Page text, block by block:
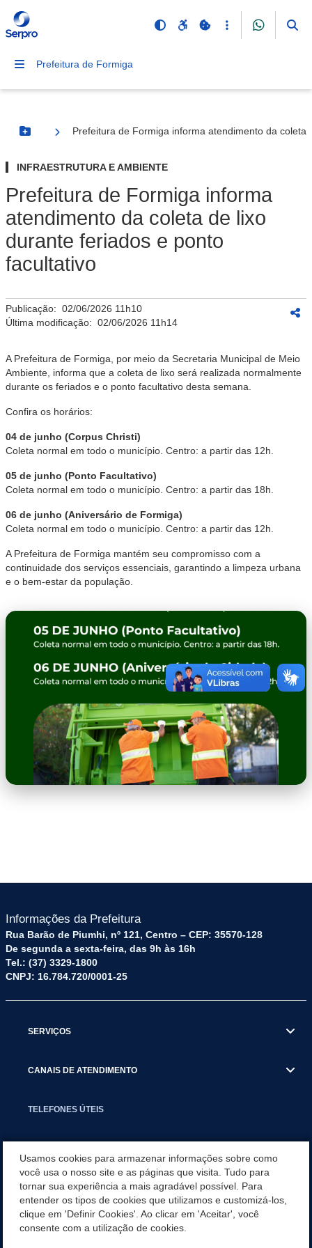
Prefeitura de Formiga
Botão Menu
Prefeitura de Formiga informa atendimento da
INFRAESTRUTURA E AMBIENTE
Prefeitura de Formiga informa
atendimento da coleta de lixo
durante feriados e ponto
facultativo
Publicação: 02/06/2026 11h10
Última modificação: 02/06/2026 11h14
A Prefeitura de Formiga, por meio da Secretaria Municipal de Meio
Ambiente, informa que a coleta de lixo será realizada normalmente
durante os feriados e o ponto facultativo desta semana.
Confira os horários:
04 de junho (Corpus Christi)
Coleta normal em todo o município. Centro: a partir das 12h.
05 de junho (Ponto Facultativo)
Coleta normal em todo o município. Centro: a partir das 18h.
06 de junho (Aniversário de Formiga)
Coleta normal em todo o município. Centro: a partir das 12h.
A Prefeitura de Formiga mantém seu compromisso com a
continuidade dos serviços essenciais, garantindo a limpeza urbana
e o bem-estar da população.
Informações da Prefeitura
Rua Barão de Piumhi, nº 121, Centro – CEP: 35570-128
De segunda a sexta-feira, das 9h às 16h
Tel.: (37) 3329-1800
CNPJ: 16.784.720/0001-25
SERVIÇOS
CANAIS DE ATENDIMENTO
TELEFONES ÚTEIS
NOTÍCIAS
APLICATIVO
Usamos cookies para armazenar informações sobre como
você usa o nosso site e as páginas que visita. Tudo para
tornar sua experiência a mais agradável possível. Para
entender os tipos de cookies que utilizamos e customizá-los,
clique em 'Definir Cookies'. Ao clicar em 'Aceitar', você
consente com a utilização de cookies.